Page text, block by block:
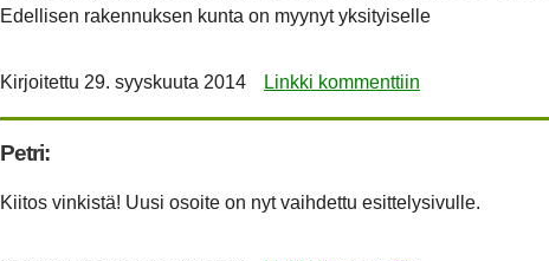
Edellisen rakennuksen kunta on myynyt yksityiselle
Kirjoitettu 29. syyskuuta 2014 Linkki kommenttiin
Petri:
Kiitos vinkistä! Uusi osoite on nyt vaihdettu esittelysivulle.